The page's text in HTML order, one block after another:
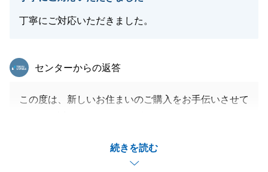
丁寧にご対応いただきました。
続きを読む
東急リバブル
センターからの返答
この度は、新しいお住まいのご購入をお手伝いさせて
ただき滞りなく進めることができたのはI様のご協力
あってのことでございます。